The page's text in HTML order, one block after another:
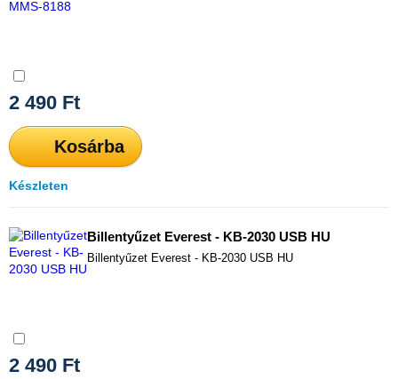
2 490 Ft
Kosárba
Készleten
Billentyűzet Everest - KB-2030 USB HU
Billentyűzet Everest - KB-2030 USB HU
2 490 Ft